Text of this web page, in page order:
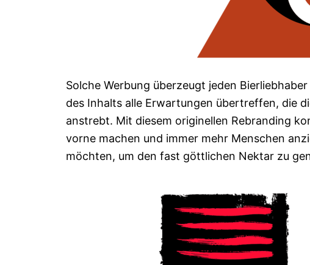
Solche Werbung überzeugt jeden
des Inhalts alle Erwartungen übertreffen, die
anstrebt. Mit diesem originellen Rebranding
vorne machen und immer mehr Menschen
möchten, um den fast göttlichen Nektar zu